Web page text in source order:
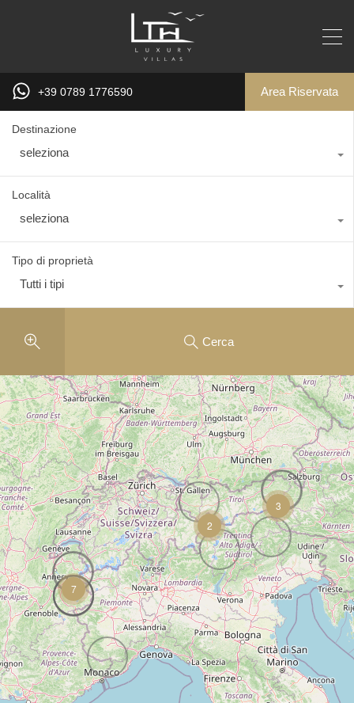
+39 0789 1776590 Area Riservata
Destinazione
seleziona
Località
seleziona
Tipo di proprietà
Tutti i tipi
Cerca
2
3
7